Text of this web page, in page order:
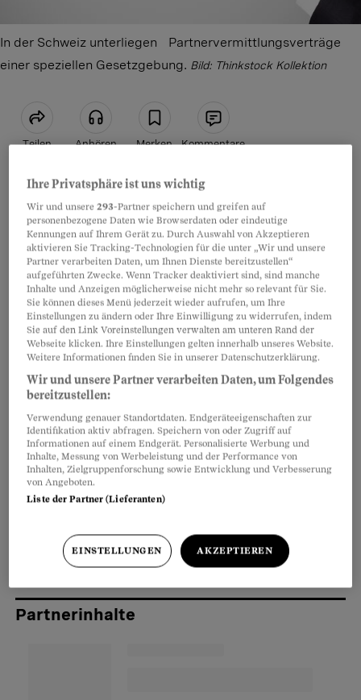
In der Schweiz unterliegen Partnervermittlungsverträge
einer speziellen Gesetzgebung. Bild: Thinkstock Kollektion
Teilen Anhören Merken Kommentare
Artikel teilen
Auch in der Schweiz suchen Hunderttausende
im Internet nach einer passenden Partnerin oder
nach einem passenden Partner. Dabei stolpern
viele – so die Erfahrung desBeobacher-
Beratungszentrums– über tückenreiche
Geschäftsbedingungen. So lautet die häufigste
Frage an der Hotline: «Meine Online-
Mitgliedschaft hat sich automatisch verlängert,
muss ich jetzt wieder ein Jahr lang zahlen?»
Nein. In der Schweiz unterliegen
Partnervermittlungsverträge einer speziellen
Gesetzgebung: Diese gilt auch für jene Online-
Partnervermittlungen, die für ihre Kunden
zunächst ein Persönlichkeitsprofil erstellen und
ihnen dann Vorschläge passend zu diesem Profil
zuschicken.
Partnerinhalte
Ihre Privatsphäre ist uns wichtig
Wir und unsere293-Partner speichern und greifen auf
personenbezogene Daten wie Browserdaten oder eindeutige
Kennungen auf Ihrem Gerät zu. Durch Auswahl von Akzeptieren
aktivieren Sie Tracking-Technologien für die unter „Wir und unsere
Partner verarbeiten Daten, um Ihnen Dienste bereitzustellen“
aufgeführten Zwecke. Wenn Tracker deaktiviert sind, sind manche
Inhalte und Anzeigen möglicherweise nicht mehr so relevant für Sie.
Sie können dieses Menü jederzeit wieder aufrufen, um Ihre
Einstellungen zu ändern oder Ihre Einwilligung zu widerrufen, indem
Sie auf den Link Voreinstellungen verwalten am unteren Rand der
Webseite klicken. Ihre Einstellungen gelten innerhalb unseres Website.
Weitere Informationen finden Sie in unserer Datenschutzerklärung.
Wir und unsere Partner verarbeiten Daten, um Folgendes
bereitzustellen:
Verwendung genauer Standortdaten. Endgeräteeigenschaften zur
Identifikation aktiv abfragen. Speichern von oder Zugriff auf
Informationen auf einem Endgerät. Personalisierte Werbung und
Inhalte, Messung von Werbeleistung und der Performance von
Inhalten, Zielgruppenforschung sowie Entwicklung und Verbesserung
von Angeboten.
Liste der Partner (Lieferanten)
EINSTELLUNGEN AKZEPTIEREN